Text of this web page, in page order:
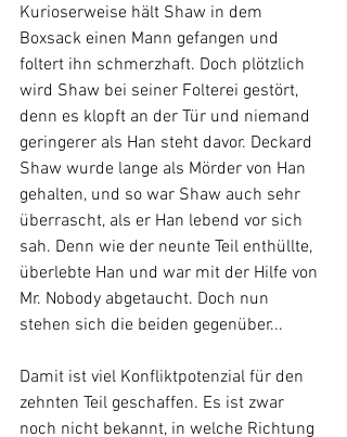
Kurioserweise hält Shaw in dem
Boxsack einen Mann gefangen und
foltert ihn schmerzhaft. Doch plötzlich
wird Shaw bei seiner Folterei gestört,
denn es klopft an der Tür und niemand
geringerer als Han steht davor. Deckard
Shaw wurde lange als Mörder von Han
gehalten, und so war Shaw auch sehr
überrascht, als er Han lebend vor sich
sah. Denn wie der neunte Teil enthüllte,
überlebte Han und war mit der Hilfe von
Mr. Nobody abgetaucht. Doch nun
stehen sich die beiden gegenüber...
Damit ist viel Konfliktpotenzial für den
zehnten Teil geschaffen. Es ist zwar
noch nicht bekannt, in welche Richtung